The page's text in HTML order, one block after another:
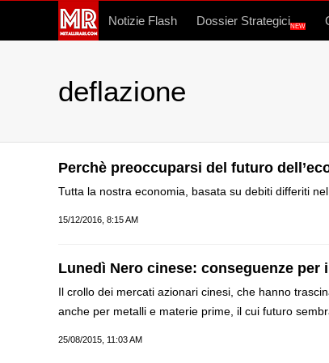
Notizie Flash Dossier StrategiciNEW
deflazione
Perchè preoccuparsi del futuro
Tutta la nostra economia, basata su debiti differiti
15/12/2016, 8:15 AM
Lunedì Nero cinese: conseguenze per
Il crollo dei mercati azionari cinesi, che hanno
anche per metalli e materie prime, il cui futuro
25/08/2015, 11:03 AM